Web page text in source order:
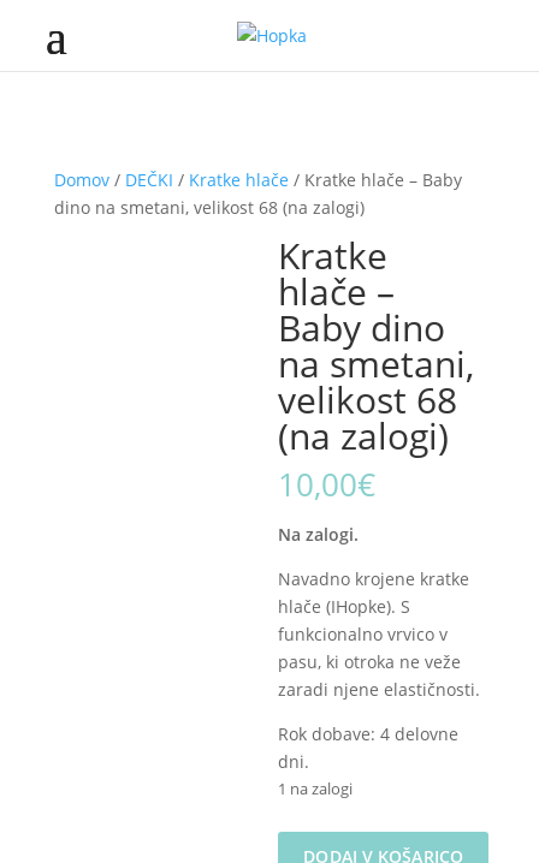
Domov/ DEČKI / Kratke hlače / Kratke hlače – Baby
dino na smetani, velikost 68 (na zalogi)
Kratke
hlače –
Baby dino
na smetani,
velikost 68
(na zalogi)
10,00€
Na zalogi.
Navadno krojene kratke
hlače (IHopke). S
funkcionalno vrvico v
pasu, ki otroka ne veže
zaradi njene elastičnosti.
Rok dobave: 4 delovne
dni.
1 na zalogi
DODAJ V KOŠARICO